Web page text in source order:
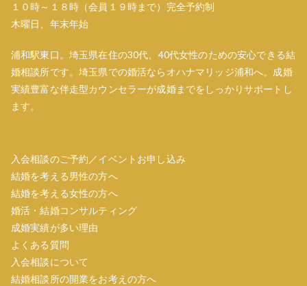
ョ
ン
１０時～１８時（会員１９時まで）完全予約制
木曜日、年末年始
浦和駅東口。埼玉県在住の30代、40代女性のための安心できる結
婚相談所です。埼玉県での婚活ならオハナマリッジ浦和へ。成婚
実績豊富な伴走型カウンセラーが成婚までをしっかりサポートし
ます。
入会相談のご予約／イベントお申し込み
結婚を考える男性の方へ
結婚を考える女性の方へ
婚活・結婚コンサルティング
成婚実績が多い理由
よくある質問
入会相談について
結婚相談所の開業をお考えの方へ